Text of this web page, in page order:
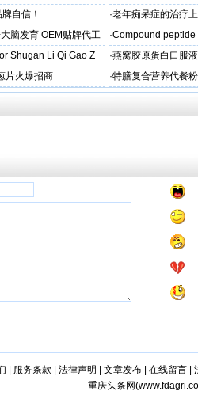
制
自信！ ·老年痴呆症的治疗
吻合术)
脑发育 OEM贴牌代工 ·Compound
Shugan Li Qi Gao Z ·燕窝胶原蛋白口服
牌
片火爆招商 ·特膳复合营养代餐
牌代工
服务条款 法律声明 文章发布| 在线留言|
重庆头条网(